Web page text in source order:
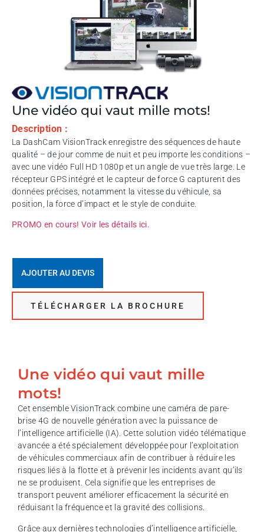
Une vidéo qui vaut mille mots!
Description :
La DashCam VisionTrack enregistre des séquences de haute
qualité – de jour comme de nuit et peu importe les conditions –
avec une vidéo Full HD 1080p et un angle de vue très large. Le
récepteur GPS intégré et le capteur de force G capturent des
données précises, notamment la vitesse du véhicule, sa
position, la force d’impact et le style de conduite.
PROMO en cours! Voir les détails ici.
AJOUTER AU DEVIS
TÉLÉCHARGER LA BROCHURE
Une vidéo qui vaut mille
mots!
Cet ensemble VisionTrack combine une caméra de pare-
brise 4G de nouvelle génération avec la puissance de
l’intelligence artificielle (IA). Cette solution vidéo télématique
avancée a été spécialement développée pour l’exploitation
de véhicules commerciaux afin de contribuer à réduire les
risques liés à la flotte et à prévenir les incidents avant qu’ils
ne se produisent. Cela signifie que les entreprises de
transport peuvent améliorer efficacement la sécurité en
réduisant la fréquence et la gravité des collisions.
Grâce aux dernières technologies d’intelligence artificielle,